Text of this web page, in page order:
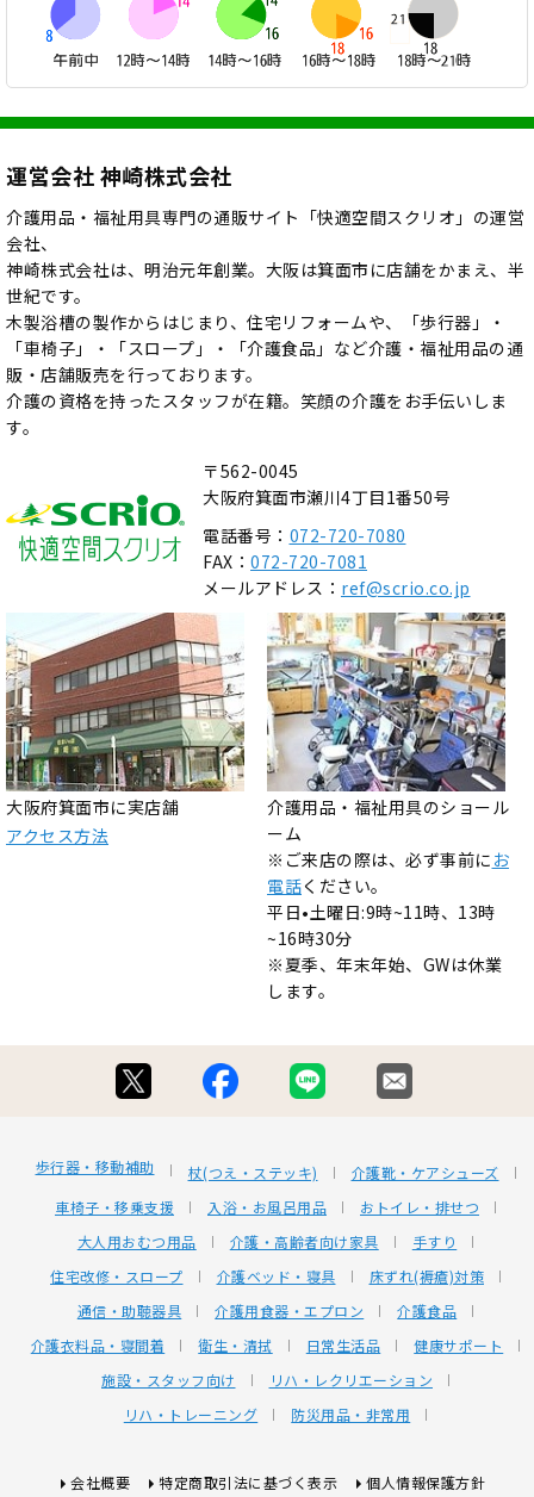
運営会社 神崎株式会社
介護用品・福祉用具専門の通販サイト「快適空間スクリオ」の運営
会社、
神崎株式会社は、明治元年創業。大阪は箕面市に店舗をかまえ、半
世紀です。
木製浴槽の製作からはじまり、住宅リフォームや、「歩行器」・
「車椅子」・「スロープ」・「介護食品」など介護・福祉用品の通
販・店舗販売を行っております。
介護の資格を持ったスタッフが在籍。笑顔の介護をお手伝いしま
す。
〒562-0045
大阪府箕面市瀬川4丁目1番50号
電話番号： 072-720-7080
FAX： 072-720-7081
メールアドレス： ref@scrio.co.jp
大阪府箕面市に実店舗
アクセス方法
介護用品・福祉用具のショール
ーム
※ご来店の際は、必ず事前に お
電話ください。
平日•土曜日:9時~11時、13時
~16時30分
※夏季、年末年始、GWは休業
します。
歩行器・移動補助 杖(つえ・ステッキ)
介護靴・ケアシューズ
車椅子・移乗支援
入浴・お風呂用品
おトイレ・排せつ
大人用おむつ用品
介護・高齢者向け家具
手すり
住宅改修・スロープ
介護ベッド・寝具
床ずれ(褥瘡)対策
通信・助聴器具
介護用食器・エプロン
介護食品
介護衣料品・寝間着
衛生・清拭 日常生活品
健康サポート
施設・スタッフ向け
リハ・レクリエーション
リハ・トレーニング
防災用品・非常用
会社概要 特定商取引法に基づく表示 個人情報保護方針